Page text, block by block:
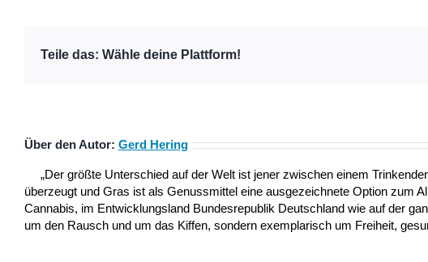
Teile das: Wähle deine Plattform!
Über den Autor: Gerd Hering
„Der größte Unterschied auf der Welt ist jener zwischen einem
überzeugt und Gras ist als Genussmittel eine ausgezeichnete Option zum
Cannabis, im Entwicklungsland Bundesrepublik Deutschland wie auf der
um den Rausch und um das Kiffen, sondern exemplarisch um Freiheit,